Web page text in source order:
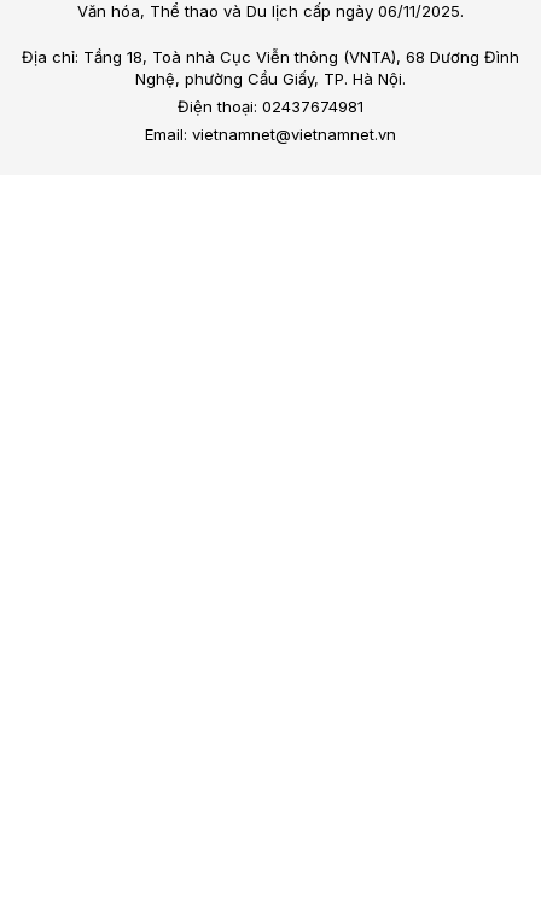
Văn hóa, Thể thao và Du lịch cấp ngày 06/11/2025.
Địa chỉ: Tầng 18, Toà nhà Cục Viễn thông (VNTA), 68 Dương Đình
Nghệ, phường Cầu Giấy, TP. Hà Nội.
Điện thoại: 02437674981
Email: vietnamnet@vietnamnet.vn